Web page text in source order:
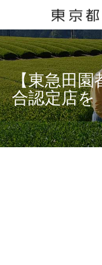
【東急田園
合認定店を